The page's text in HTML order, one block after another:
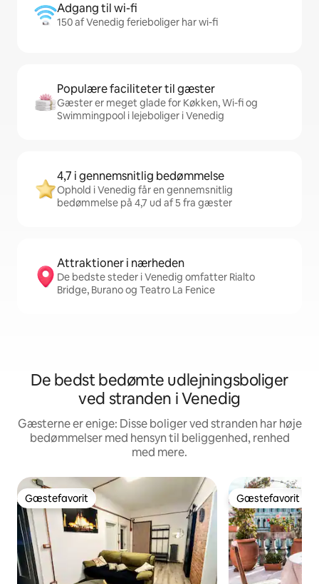
Adgang til wi-fi
150 af Venedig ferieboliger har wi-fi
Populære faciliteter til gæster
Gæster er meget glade for Køkken, Wi-fi og
Swimmingpool i lejeboliger i Venedig
4,7 i gennemsnitlig bedømmelse
Ophold i Venedig får en gennemsnitlig
bedømmelse på 4,7 ud af 5 fra gæster
Attraktioner i nærheden
De bedste steder i Venedig omfatter Rialto
Bridge, Burano og Teatro La Fenice
De bedst bedømte udlejningsboliger
ved stranden i Venedig
Gæsterne er enige: Disse boliger ved stranden har høje
bedømmelser med hensyn til beliggenhed, renhed
med mere.
Gæstefavorit
Gæstefavorit Gæstefavorit
Gæstefavorit